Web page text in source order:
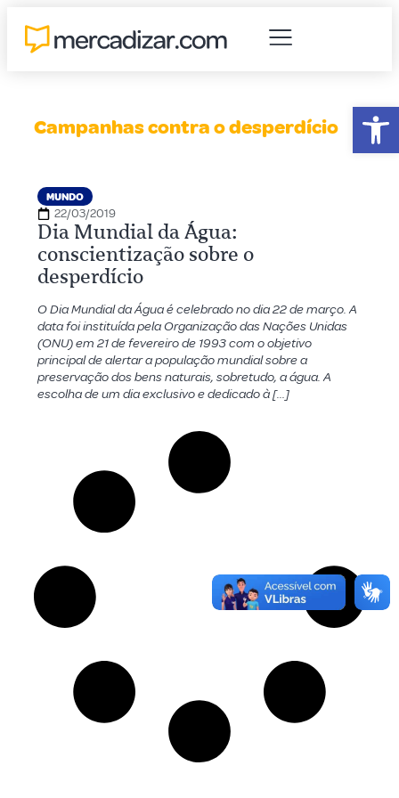
Campanhas contra o desperdício
MUNDO
22/03/2019
Dia Mundial da Água:
conscientização sobre o
desperdício
O Dia Mundial da Água é celebrado no dia 22 de março. A
data foi instituída pela Organização das Nações Unidas
(ONU) em 21 de fevereiro de 1993 com o objetivo
principal de alertar a população mundial sobre a
preservação dos bens naturais, sobretudo, a água. A
escolha de um dia exclusivo e dedicado à […]